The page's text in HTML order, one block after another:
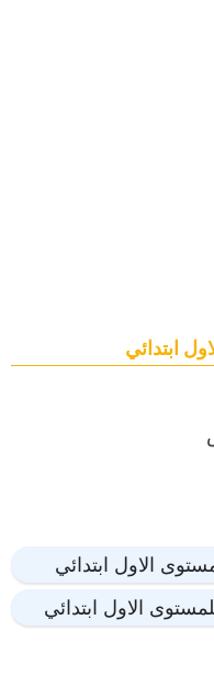
ابتدائي
الاول ابتدائي
الاول ابتدائي